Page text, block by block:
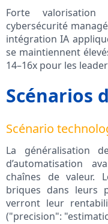
Forte
cybersécurité
intégration IA
se maintiennent
14–16x pour les
Scénarios
Scénario
La généralisation
d’automatisation
chaînes de valeur.
briques dans leurs
verront leur
("precision":